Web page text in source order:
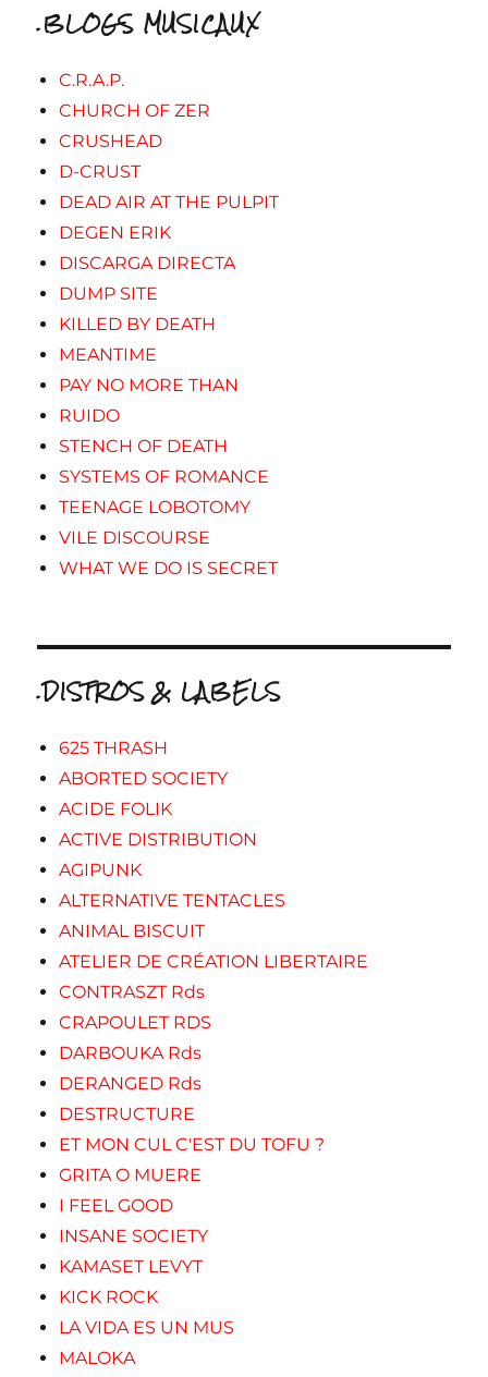
.BLOGS MUSICAUX
C.R.A.P.
CHURCH OF ZER
CRUSHEAD
D-CRUST
DEAD AIR AT THE PULPIT
DEGEN ERIK
DISCARGA DIRECTA
DUMP SITE
KILLED BY DEATH
MEANTIME
PAY NO MORE THAN
RUIDO
STENCH OF DEATH
SYSTEMS OF ROMANCE
TEENAGE LOBOTOMY
VILE DISCOURSE
WHAT WE DO IS SECRET
.DISTROS & LABELS
625 THRASH
ABORTED SOCIETY
ACIDE FOLIK
ACTIVE DISTRIBUTION
AGIPUNK
ALTERNATIVE TENTACLES
ANIMAL BISCUIT
ATELIER DE CRÉATION LIBERTAIRE
CONTRASZT Rds
CRAPOULET RDS
DARBOUKA Rds
DERANGED Rds
DESTRUCTURE
ET MON CUL C'EST DU TOFU ?
GRITA O MUERE
I FEEL GOOD
INSANE SOCIETY
KAMASET LEVYT
KICK ROCK
LA VIDA ES UN MUS
MALOKA